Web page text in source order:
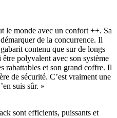
le monde avec un confort ++. Sa
de la concurrence. Il
contenu que sur de longs
polyvalent avec son système
rabattables et son grand coffre. Il
de sécurité. C’est vraiment une
suis sûr. »
sont efficients, puissants et